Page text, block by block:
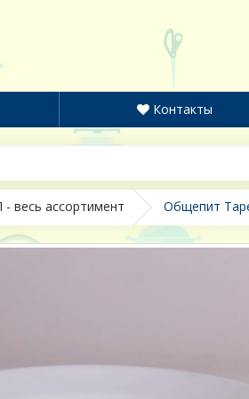
Контакты
весь ассортимент Oбщепит